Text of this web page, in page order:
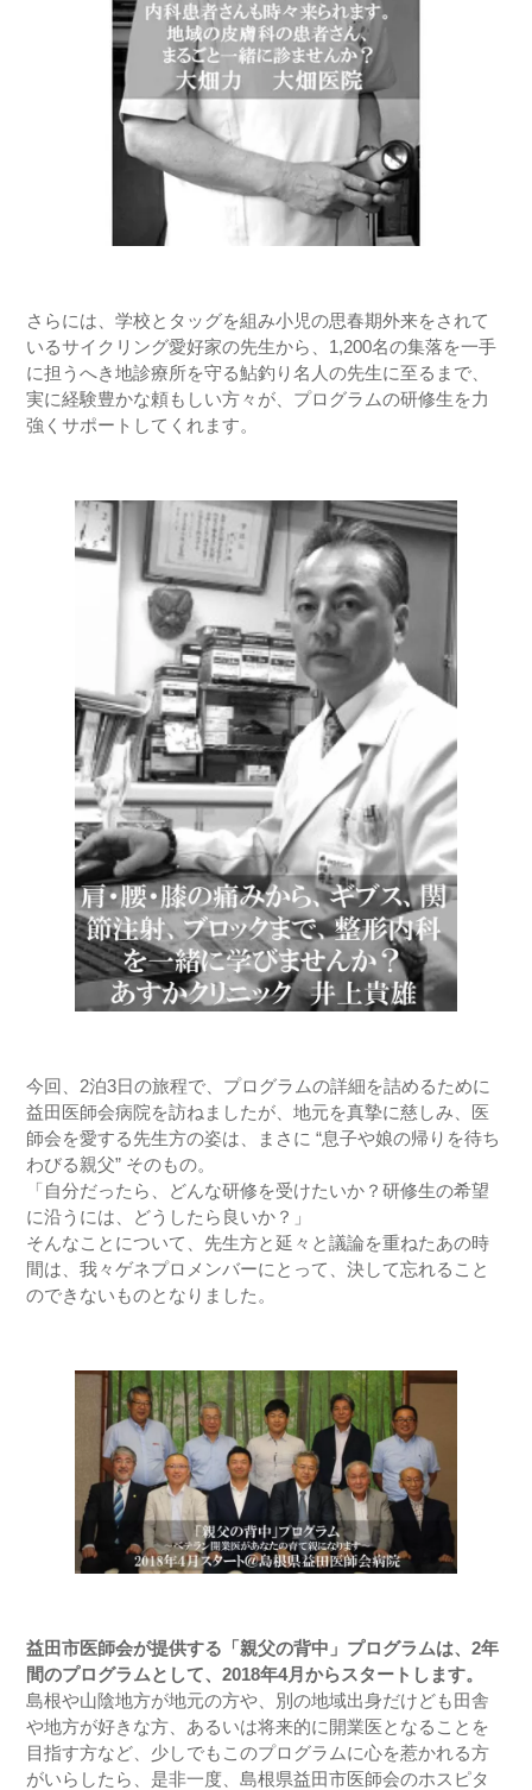
さらには、学校とタッグを組み小児の思春期外来をされて
いるサイクリング愛好家の先生から、1,200名の集落を一手
に担うへき地診療所を守る鮎釣り名人の先生に至るまで、
実に経験豊かな頼もしい方々が、プログラムの研修生を力
強くサポートしてくれます。
今回、2泊3日の旅程で、プログラムの詳細を詰めるために
益田医師会病院を訪ねましたが、地元を真摯に慈しみ、医
師会を愛する先生方の姿は、まさに “息子や娘の帰りを待ち
わびる親父” そのもの。
「自分だったら、どんな研修を受けたいか？研修生の希望
に沿うには、どうしたら良いか？」
そんなことについて、先生方と延々と議論を重ねたあの時
間は、我々ゲネプロメンバーにとって、決して忘れること
のできないものとなりました。
益田市医師会が提供する「親父の背中」プログラムは、2年
間のプログラムとして、2018年4月からスタートします。
島根や山陰地方が地元の方や、別の地域出身だけども田舎
や地方が好きな方、あるいは将来的に開業医となることを
目指す方など、少しでもこのプログラムに心を惹かれる方
がいらしたら、是非一度、島根県益田市医師会のホスピタ